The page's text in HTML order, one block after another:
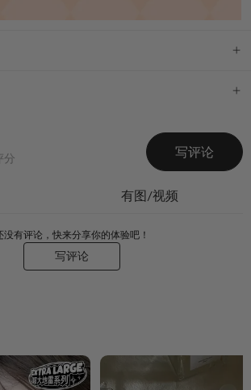
分
写评论
有图/视频
没有评论，快来分享你的体验吧！
写评论